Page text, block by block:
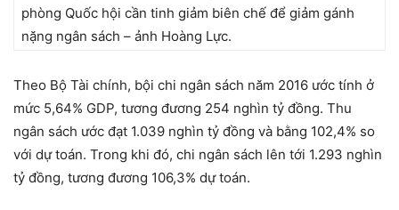
phòng Quốc hội cần tinh giảm biên chế để giảm gánh
nặng ngân sách – ảnh Hoàng Lực.
Theo Bộ Tài chính, bội chi ngân sách năm 2016 ước tính ở
mức 5,64% GDP, tương đương 254 nghìn tỷ đồng. Thu
ngân sách ước đạt 1.039 nghìn tỷ đồng và bằng 102,4% so
với dự toán. Trong khi đó, chi ngân sách lên tới 1.293 nghìn
tỷ đồng, tương đương 106,3% dự toán.